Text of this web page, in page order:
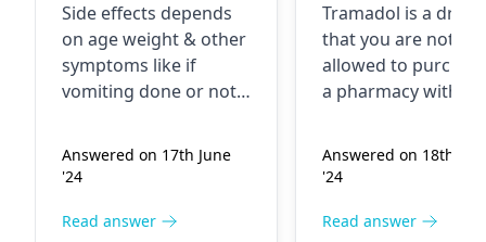
Side effects depends
on age weight & other
symptoms like if
vomiting done or not .
local doctor for
detailed physical
Answered on 17th June
'24
Read answer
Tramadol is a drug
that you are not
allowed to
a pharmacy without
medical
This drug is used
severe pain. The
Answered on 18th
'24
Read answer